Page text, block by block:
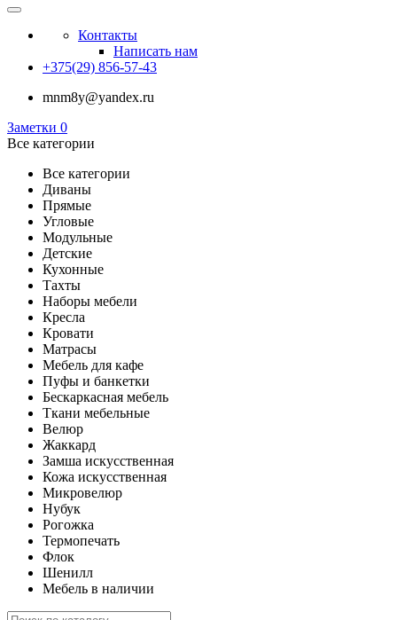
Контакты
Написать нам
+375(29) 856-57-43
mnm8y@yandex.ru
Заметки 0
Все категории
Все категории
Диваны
Прямые
Угловые
Модульные
Детские
Кухонные
Тахты
Наборы мебели
Кресла
Кровати
Матрасы
Мебель для кафе
Пуфы и банкетки
Бескаркасная мебель
Ткани мебельные
Велюр
Жаккард
Замша искусственная
Кожа искусственная
Микровелюр
Нубук
Рогожка
Термопечать
Флок
Шенилл
Мебель в наличии